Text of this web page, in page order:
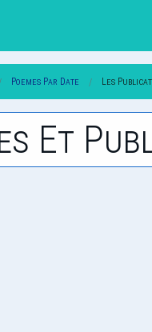
Poemes Par Date Les
Et